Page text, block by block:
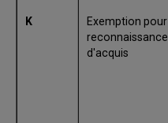
K
Exemption pour
reconnaissance
d'acquis